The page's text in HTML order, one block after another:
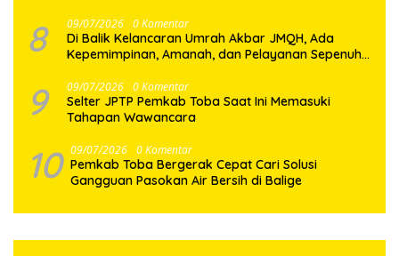
8 09/07/2026 0 Komentar
Di Balik Kelancaran Umrah Akbar JMQH, Ada
Kepemimpinan, Amanah, dan Pelayanan Sepenuh
9 09/07/2026 0 Komentar
Selter JPTP Pemkab Toba Saat Ini Memasuki
Tahapan Wawancara
10 09/07/2026 0 Komentar
Pemkab Toba Bergerak Cepat Cari Solusi
Gangguan Pasokan Air Bersih di Balige